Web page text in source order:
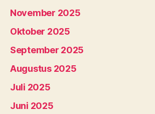
November 2025
Oktober 2025
September 2025
Augustus 2025
Juli 2025
Juni 2025